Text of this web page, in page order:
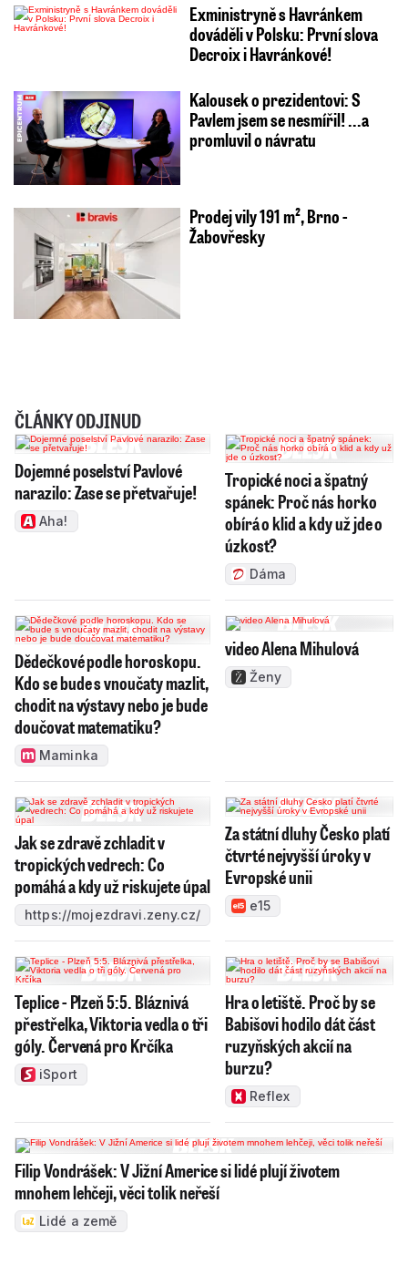
Exministryně s Havránkem
dováděli v Polsku: První slova
Decroix i Havránkové!
Kalousek o prezidentovi: S
Pavlem jsem se nesmířil! ...a
promluvil o návratu
Prodej vily 191 m², Brno -
Žabovřesky
ČLÁNKY ODJINUD
Dojemné poselství Pavlové
narazilo: Zase se přetvařuje!
Aha!
Tropické noci a špatný
spánek: Proč nás horko
obírá o klid a kdy už jde o
úzkost?
Dáma
Dědečkové podle horoskopu.
Kdo se bude s vnoučaty mazlit,
chodit na výstavy nebo je bude
doučovat matematiku?
Maminka
video Alena Mihulová
Ženy
Jak se zdravě zchladit v
tropických vedrech: Co
pomáhá a kdy už riskujete úpal
https://mojezdravi.zeny.cz/
Za státní dluhy Česko platí
čtvrté nejvyšší úroky v
Evropské unii
e15
Teplice - Plzeň 5:5. Bláznivá
přestřelka, Viktoria vedla o tři
góly. Červená pro Krčíka
iSport
Hra o letiště. Proč by se
Babišovi hodilo dát část
ruzyňských akcií na
burzu?
Reflex
Filip Vondrášek: V Jižní Americe si lidé plují životem
mnohem lehčeji, věci tolik neřeší
Lidé a země